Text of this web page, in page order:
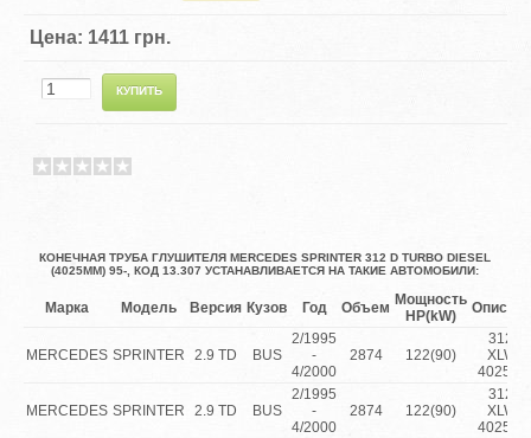
Цена: 1411 грн.
КОНЕЧНАЯ ТРУБА ГЛУШИТЕЛЯ MERCEDES SPRINTER 312 D TURBO DIESEL
(4025MM) 95-, КОД 13.307 УСТАНАВЛИВАЕТСЯ НА ТАКИЕ АВТОМОБИЛИ:
Марка Модель Версия Кузов Год Объем Мощность
HP(kW)
MERCEDES SPRINTER 2.9 TD BUS
2/1995
-
4/2000
2874 122(90)
312D
XLWB
MERCEDES SPRINTER 2.9 TD BUS
2/1995
-
4/2000
2874 122(90)
312D
XLWB